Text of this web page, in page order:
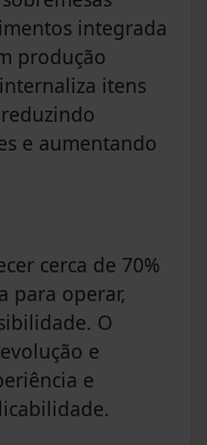
integrada
produção
itens
e aumentando
cerca de 70%
para operar,
O
e
e